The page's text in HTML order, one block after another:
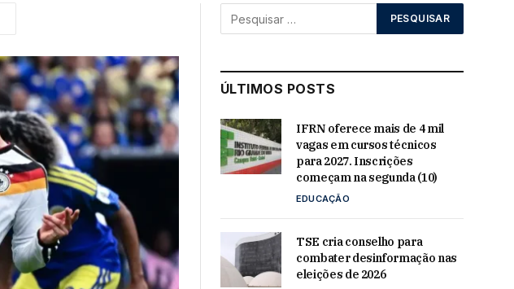
ÚLTIMOS POSTS
IFRN oferece mais de 4 mil
vagas em cursos técnicos
para 2027. Inscrições
começam na segunda (10)
EDUCAÇÃO
TSE cria conselho para
combater desinformação nas
eleições de 2026